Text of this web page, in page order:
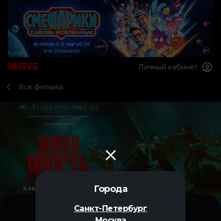
Города
Санкт-Петербург
Личный кабинет
Все фильмы